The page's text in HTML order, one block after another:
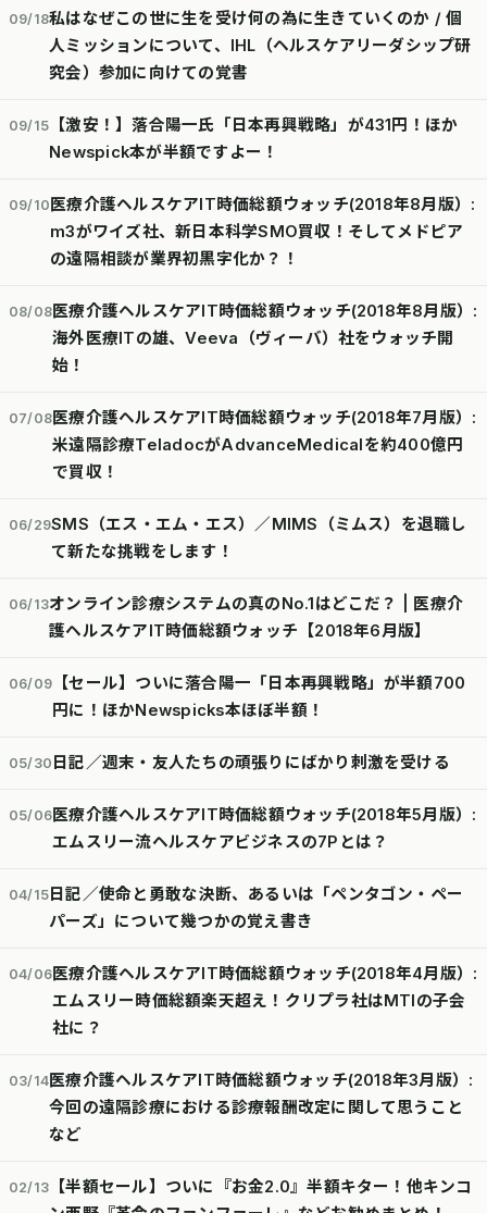
09/18私はなぜこの世に生を受け何の為に生きていくのか / 個
人ミッションについて、IHL（ヘルスケアリーダシップ研
究会）参加に向けての覚書
09/15
【激安！】落合陽一氏「日本再興戦略」が431円！ほか
Newspick本が半額ですよー！
09/10医療介護ヘルスケアIT時価総額ウォッチ(2018年8月版）:
m3がワイズ社、新日本科学SMO買収！そしてメドピア
の遠隔相談が業界初黒字化か？！
08/08医療介護ヘルスケアIT時価総額ウォッチ(2018年8月版）:
海外医療ITの雄、Veeva（ヴィーバ）社をウォッチ開
始！
07/08医療介護ヘルスケアIT時価総額ウォッチ(2018年7月版）:
米遠隔診療TeladocがAdvanceMedicalを約400億円
で買収！
06/29SMS（エス・エム・エス）／MIMS（ミムス）を退職し
て新たな挑戦をします！
06/13オンライン診療システムの真のNo.1はどこだ？ | 医療介
護ヘルスケアIT時価総額ウォッチ【2018年6月版】
06/09
【セール】ついに落合陽一「日本再興戦略」が半額700
円に！ほかNewspicks本ほぼ半額！
05/30 日記／週末・友人たちの頑張りにばかり刺激を受ける
05/06医療介護ヘルスケアIT時価総額ウォッチ(2018年5月版）:
エムスリー流ヘルスケアビジネスの7Pとは？
04/15日記／使命と勇敢な決断、あるいは「ペンタゴン・ペー
パーズ」について幾つかの覚え書き
04/06医療介護ヘルスケアIT時価総額ウォッチ(2018年4月版）:
エムスリー時価総額楽天超え！クリプラ社はMTIの子会
社に？
03/14医療介護ヘルスケアIT時価総額ウォッチ(2018年3月版）:
今回の遠隔診療における診療報酬改定に関して思うこと
など
02/13
【半額セール】ついに『お金2.0』半額キター！他キンコ